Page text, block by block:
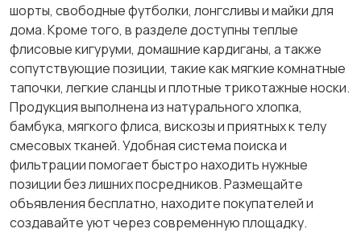
шорты, свободные футболки, лонгсливы и майки для
дома. Кроме того, в разделе доступны теплые
флисовые кигуруми, домашние кардиганы, а также
сопутствующие позиции, такие как мягкие комнатные
тапочки, легкие сланцы и плотные трикотажные носки.
Продукция выполнена из натурального хлопка,
бамбука, мягкого флиса, вискозы и приятных к телу
смесовых тканей. Удобная система поиска и
фильтрации помогает быстро находить нужные
позиции без лишних посредников. Размещайте
объявления бесплатно, находите покупателей и
создавайте уют через современную площадку.